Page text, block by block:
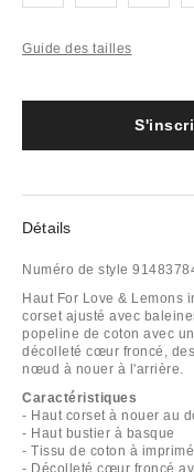
Guide des tailles
Détails
Numéro de style
Haut For Love & Lemons
corset ajusté avec
popeline de coton avec
décolleté cœur froncé,
nœud à nouer à l'arrière.
Caractéristiques
- Haut corset à nouer au
- Haut bustier à basque
- Tissu de coton à
- Décolleté cœur froncé